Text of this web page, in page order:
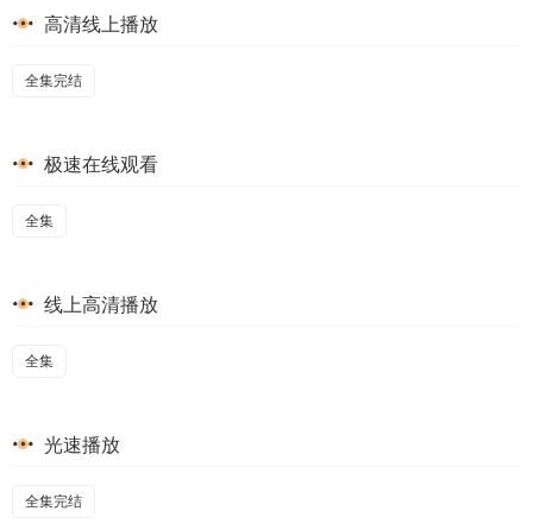
高清线上播放
全集完结
极速在线观看
全集
线上高清播放
全集
光速播放
全集完结